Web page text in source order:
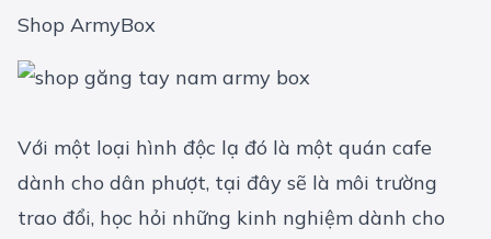
Shop ArmyBox
Với một loại hình độc lạ đó là một quán cafe
dành cho dân phượt, tại đây sẽ là môi trường
trao đổi, học hỏi những kinh nghiệm dành cho